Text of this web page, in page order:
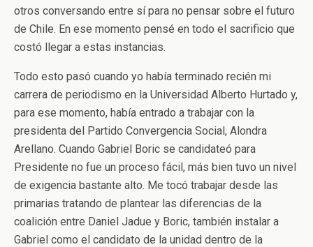
otros conversando entre sí para no pensar sobre el futuro
de Chile. En ese momento pensé en todo el sacrificio que
costó llegar a estas instancias.
Todo esto pasó cuando yo había terminado recién mi
carrera de periodismo en la Universidad Alberto Hurtado y,
para ese momento, había entrado a trabajar con la
presidenta del Partido Convergencia Social, Alondra
Arellano. Cuando Gabriel Boric se candidateó para
Presidente no fue un proceso fácil, más bien tuvo un nivel
de exigencia bastante alto. Me tocó trabajar desde las
primarias tratando de plantear las diferencias de la
coalición entre Daniel Jadue y Boric, también instalar a
Gabriel como el candidato de la unidad dentro de la